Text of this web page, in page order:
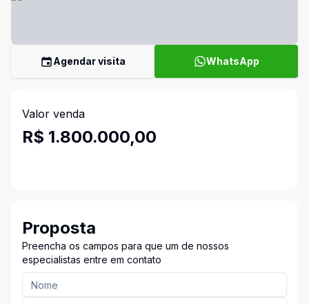
Agendar visita WhatsApp
Valor venda
R$ 1.800.000,00
Proposta
Preencha os campos para que um de nossos
especialistas entre em contato